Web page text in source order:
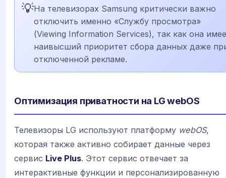
💡На телевизорах Samsung критически важно
отключить именно «Службу просмотра»
(Viewing Information Services), так как она
наивысший приоритет сбора данных даже
отключенной рекламе.
Оптимизация приватности на LG webOS
Телевизоры LG используют платформу webOS,
которая также активно собирает данные через
сервис Live Plus. Этот сервис отвечает за
интерактивные функции и персонализированную